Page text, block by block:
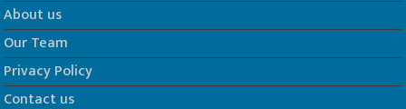
About us
Our Team
Privacy Policy
Contact us